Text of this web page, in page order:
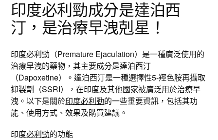
印度必利勁成分是達泊西
汀，是治療早洩剋星！
印度必利勁（Premature Ejaculation）是一種廣泛使用的
治療早洩的藥物，其主要成分是達泊西汀
（Dapoxetine）。達泊西汀是一種選擇性5-羥色胺再攝取
抑製劑（SSRI），在印度及其他國家被廣泛用於治療早
洩。以下是關於印度必利勁的一些重要資訊，包括其功
能、使用方式、效果及購買建議。
印度必利勁的功能